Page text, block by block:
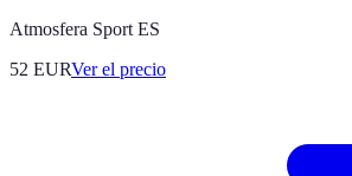
Atmosfera Sport ES
52 EURVer el precio